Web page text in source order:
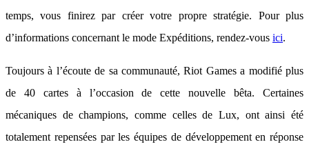
temps, vous finirez par créer votre propre stratégie. Pour plus
d’informations concernant le mode Expéditions, rendez-vous ici.
Toujours à l’écoute de sa communauté, Riot Games a modifié plus
de 40 cartes à l’occasion de cette nouvelle bêta. Certaines
mécaniques de champions, comme celles de Lux, ont ainsi été
totalement repensées par les équipes de développement en réponse